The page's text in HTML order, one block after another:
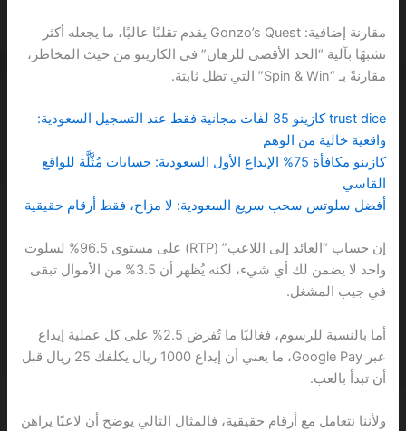
مقارنة إضافية: Gonzo’s Quest يقدم تقلبًا عاليًا، ما يجعله أكثر
تشبهًا بآلية “الحد الأقصى للرهان” في الكازينو من حيث المخاطر،
مقارنةً بـ “Spin & Win” التي تظل ثابتة.
trust dice كازينو 85 لفات مجانية فقط عند التسجيل السعودية:
واقعية خالية من الوهم
كازينو مكافأة 75% الإيداع الأول السعودية: حسابات مُثَّلَّة للواقع
القاسي
أفضل سلوتس سحب سريع السعودية: لا مزاح، فقط أرقام حقيقية
إن حساب “العائد إلى اللاعب” (RTP) على مستوى 96.5% لسلوت
واحد لا يضمن لك أي شيء، لكنه يُظهر أن 3.5% من الأموال تبقى
في جيب المشغل.
أما بالنسبة للرسوم، فغالبًا ما تُفرض 2.5% على كل عملية إيداع
عبر Google Pay، ما يعني أن إيداع 1000 ريال يكلفك 25 ريال قبل
أن تبدأ بالعب.
ولأننا نتعامل مع أرقام حقيقية، فالمثال التالي يوضح أن لاعبًا يراهن